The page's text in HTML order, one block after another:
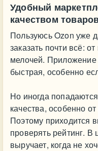
Удобный
качеством
Пользуюсь Ozon уже
заказать почти всё:
мелочей. Приложение
быстрая, особенно
Но иногда
качества, особенно
Поэтому приходится
проверять рейтинг.
выручает, когда не